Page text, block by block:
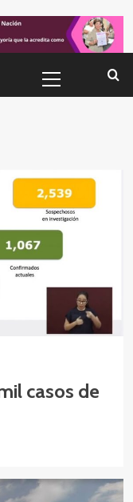
primario
casos de